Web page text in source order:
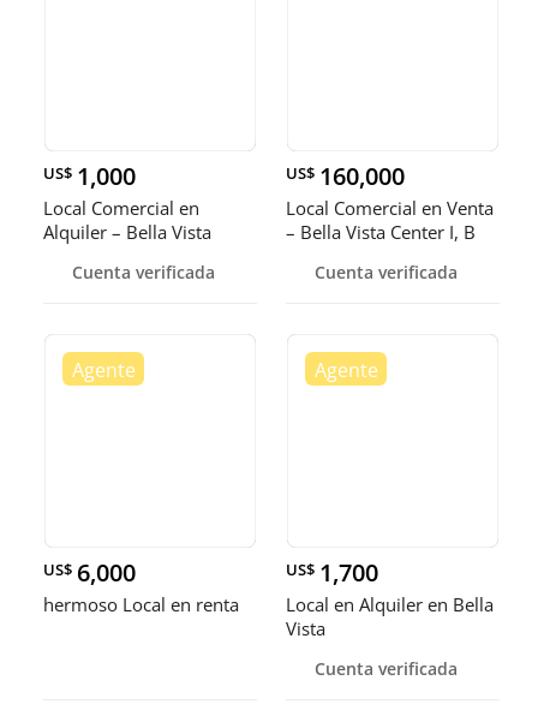
US$ 1,000
Local Comercial en
Alquiler – Bella Vista
Cuenta verificada
US$ 160,000
Local Comercial en Venta
– Bella Vista Center I, B
Cuenta verificada
US$ 6,000
hermoso Local en renta
US$ 1,700
Local en Alquiler en Bella
Vista
Cuenta verificada